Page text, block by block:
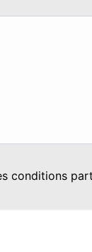
conditions